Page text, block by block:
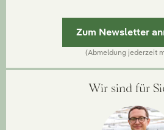
Zum Newsletter
(Abmeldung jederzeit
Wir sind für